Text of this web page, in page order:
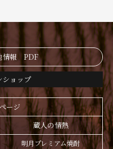
情報 PDF
ショップ
ージ
蔵人の情熱
明月プレミアム焼酎